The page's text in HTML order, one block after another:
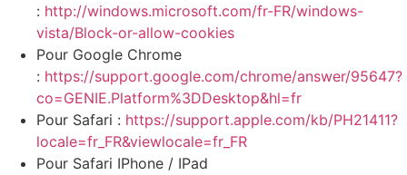
: http://windows.microsoft.com/fr-FR/windows-
vista/Block-or-allow-cookies
Pour Google Chrome
: https://support.google.com/chrome/answer/95647?
co=GENIE.Platform%3DDesktop&hl=fr
Pour Safari : https://support.apple.com/kb/PH21411?
locale=fr_FR&viewlocale=fr_FR
Pour Safari IPhone / IPad